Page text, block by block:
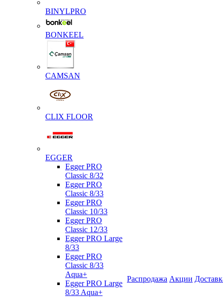
BINYLPRO
BONKEEL
CAMSAN
CLIX FLOOR
EGGER
Egger PRO
Classic 8/32
Egger PRO
Classic 8/33
Egger PRO
Classic 10/33
Egger PRO
Classic 12/33
Egger PRO Large
8/33
Egger PRO
Classic 8/33
Aqua+
Egger PRO Large
8/33 Aqua+
Распродажа Акции